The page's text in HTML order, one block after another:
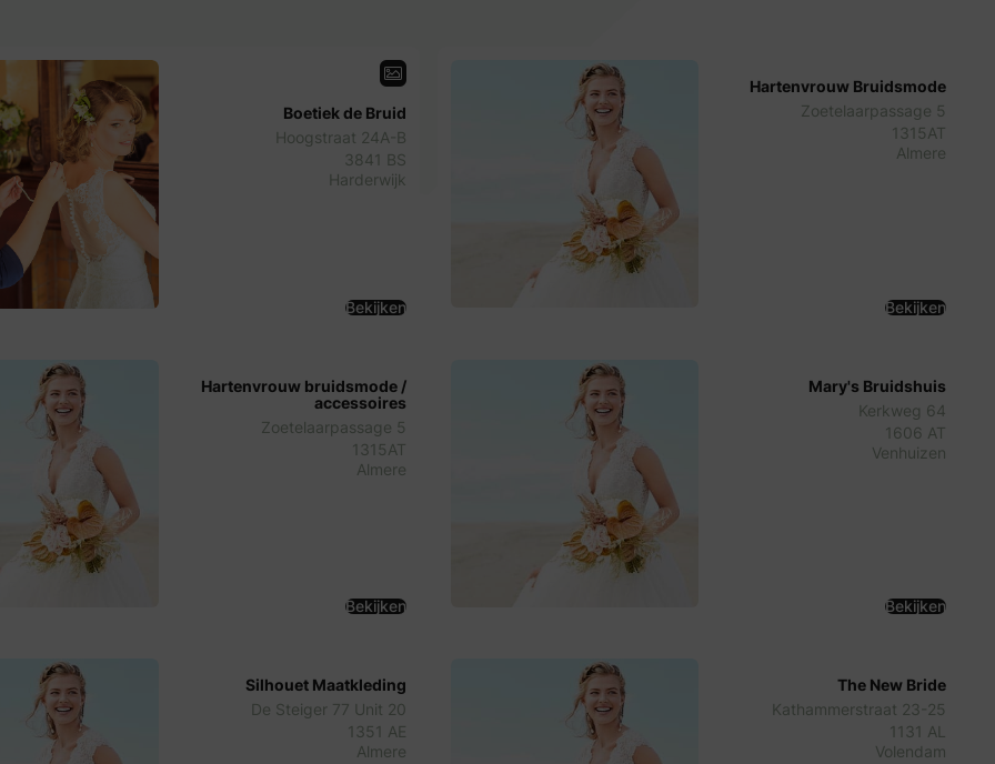
Boetiek de Bruid
Hoogstraat 24A-B
3841 BS
Harderwijk
Bekijken
Hartenvrouw Bruidsmode
Zoetelaarpassage 5
1315AT
Almere
Bekijken
Hartenvrouw bruidsmode /
accessoires
Zoetelaarpassage 5
1315AT
Almere
Bekijken
Mary's Bruidshuis
Kerkweg 64
1606 AT
Venhuizen
Bekijken
Silhouet Maatkleding
De Steiger 77 Unit 20
1351 AE
Almere
The New Bride
Kathammerstraat 23-25
1131 AL
Volendam